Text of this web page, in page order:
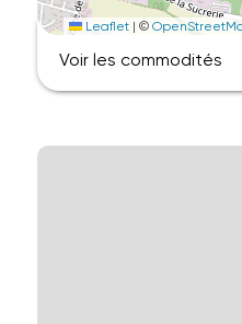
Leaflet | ©
Voir les commodités